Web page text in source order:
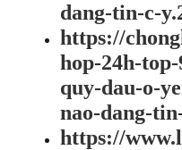
dang-tin-c-
https://
hop-24h-
quy-dau-o-
nao-dang-
https://